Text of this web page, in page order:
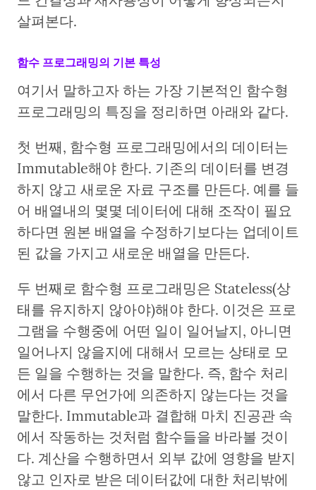
살펴본다.
함수 프로그래밍의 기본 특성
여기서 말하고자 하는 가장 기본적인 함수형
프로그래밍의 특징을 정리하면 아래와 같다.
첫 번째, 함수형 프로그래밍에서의 데이터는
Immutable해야 한다. 기존의 데이터를 변경
하지 않고 새로운 자료 구조를 만든다. 예를 들
어 배열내의 몇몇 데이터에 대해 조작이 필요
하다면 원본 배열을 수정하기보다는 업데이트
된 값을 가지고 새로운 배열을 만든다.
두 번째로 함수형 프로그래밍은 Stateless(상
태를 유지하지 않아야)해야 한다. 이것은 프로
그램을 수행중에 어떤 일이 일어날지, 아니면
일어나지 않을지에 대해서 모르는 상태로 모
든 일을 수행하는 것을 말한다. 즉, 함수 처리
에서 다른 무언가에 의존하지 않는다는 것을
말한다. Immutable과 결합해 마치 진공관 속
에서 작동하는 것처럼 함수들을 바라볼 것이
다. 계산을 수행하면서 외부 값에 영향을 받지
않고 인자로 받은 데이터값에 대한 처리밖에